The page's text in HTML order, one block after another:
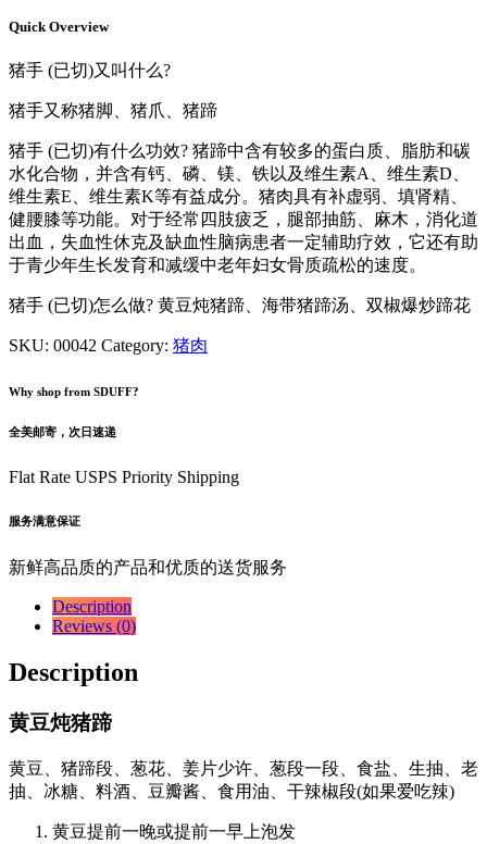
Quick Overview
猪手 (已切)又叫什么?
猪手又称猪脚、猪爪、猪蹄
猪手 (已切)有什么功效? 猪蹄中含有较多的蛋白质、脂肪和碳
水化合物，并含有钙、磷、镁、铁以及维生素A、维生素D、
维生素E、维生素K等有益成分。猪肉具有补虚弱、填肾精、
健腰膝等功能。对于经常四肢疲乏，腿部抽筋、麻木，消化道
出血，失血性休克及缺血性脑病患者一定辅助疗效，它还有助
于青少年生长发育和减缓中老年妇女骨质疏松的速度。
猪手 (已切)怎么做? 黄豆炖猪蹄、海带猪蹄汤、双椒爆炒蹄花
SKU: 00042 Category: 猪肉
Why shop from SDUFF?
全美邮寄，次日速递
Flat Rate USPS Priority Shipping
服务满意保证
新鲜高品质的产品和优质的送货服务
Description
Reviews (0)
Description
黄豆炖猪蹄
黄豆、猪蹄段、葱花、姜片少许、葱段一段、食盐、生抽、老
抽、冰糖、料酒、豆瓣酱、食用油、干辣椒段(如果爱吃辣)
黄豆提前一晚或提前一早上泡发